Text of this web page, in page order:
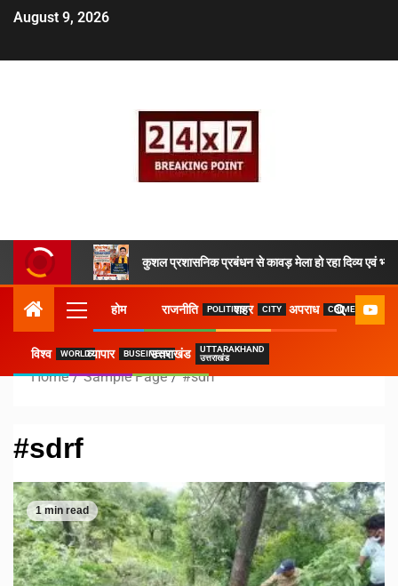
August 9, 2026
कुशल प्रशासनिक प्रबंधन से कावड़ मेला हो रहा दिव्य एवं भव्य
होम राजनीति POLITICSशहर CITY अपराध CRIME
विश्व WORLDव्यापार BUSEINESSउत्तराखंड
UTTARAKHAND
उत्तराखंड
Home Sample Page #sdrf
#sdrf
1 min read